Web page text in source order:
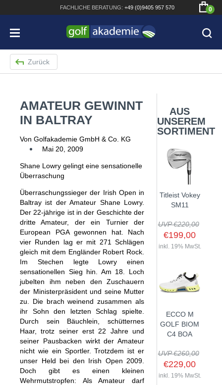
FACHLICHE BERATUNG: +49 (0)9405 957 570 0
Bridgestone JGR Driver 2018
Cobra King F8+ Driver
Titleist Pro V1x mit gratis Schriftaufdruck
Bennington Waterproof QO14 Sport Cartbag
SHOP
GOLFSCHLÄGER
DRIVER
FAIRWAYHÖLZER
EISENSÄTZE
WEDGES
HYBRIDS
DRIVING EISEN
BAGS
CARTBAGS
STANDBAGS
TRAVELBAGS
SONSTIGE BAGS
TROLLIES
PUSH- & PULLTROLLIES
ELEKTROTROLLIES
TROLLEY ZUBEHÖR
BÄLLE
GOLFBÄLLE
LOGOBÄLLE
SCHUHE
HERREN GOLFSCHUHE
DAMEN GOLFSCHUHE
BEKLEIDUNG
HERREN
HANDSCHUHE
Zurück
AMATEUR GEWINNT
IN BALTRAY
Von Golfakademie GmbH & Co. KG
Mai 20, 2009
Shane Lowry gelingt eine sensationelle
Überraschung
Überraschungssieger der Irish Open in
Baltray ist der Amateur Shane Lowry.
Der 22-jährige ist in der Geschichte der
dritte Amateur, der ein Turnier der
European PGA gewonnen hat. Nach
vier Runden lag er mit 271 Schlägen
gleich mit dem Engländer Robert Rock.
Im Stechen legte Lowry einen
sensationellen Sieg hin. Am 18. Loch
jubelten ihm neben den Zuschauern
der Ministerpräsident und seine Mutter
zu. Die brach weinend zusammen als
ihr Sohn den letzten Schlag spielte.
Durch sein Bäuchlein, schütternes
Haar, trotz seiner erst 22 Jahre und
seiner Pausbacken wirkt der Amateur
nicht wie ein Sportler. Trotzdem ist er
unser Held bei den Irish Open 2009.
Doch gibt es einen kleinen
Wehrmutstropfen: Als Amateur darf
AUS
UNSEREM
SORTIMENT
Titleist Vokey
SM11
UVP €220,00
€199,00
inkl. 19% MwSt.
ECCO M
GOLF BIOM
C4 BOA
UVP €260,00
€229,00
inkl. 19% MwSt.